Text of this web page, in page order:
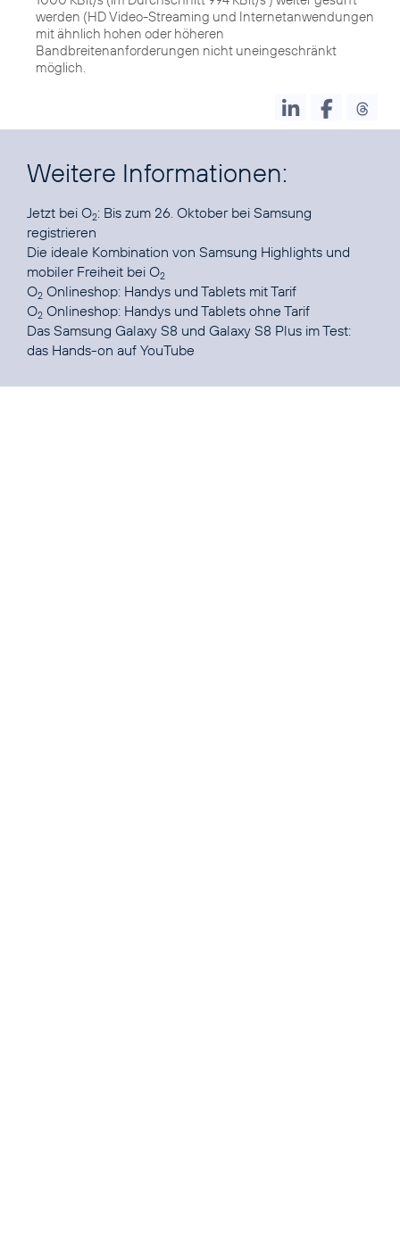
werden (HD Video-Streaming und Internetanwendungen
mit ähnlich hohen oder höheren
Bandbreitenanforderungen nicht uneingeschränkt
möglich.
Weitere Informationen:
Jetzt bei O2: Bis zum 26. Oktober bei Samsung
registrieren
Die ideale Kombination von Samsung Highlights und
mobiler Freiheit bei O2
O2 Onlineshop: Handys und Tablets mit Tarif
O2 Onlineshop: Handys und Tablets ohne Tarif
Das Samsung Galaxy S8 und Galaxy S8 Plus im Test:
das Hands-on auf YouTube